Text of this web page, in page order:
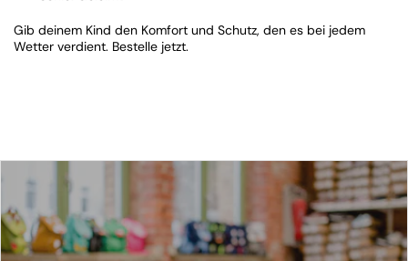
Gib deinem Kind den Komfort und Schutz, den es bei jedem
Wetter verdient. Bestelle jetzt.